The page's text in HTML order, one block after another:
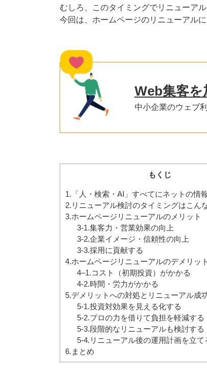
むしろ、このタイミングでリニューア
今回は、ホームページのリニューアル
Web集客を
中小企業のウェブ
もくじ
1.「人・検索・AI」すべてにネットの情
2.リニューアル検討のタイミングはこん
3.ホームページリニューアルのメリット
3-1.集客力・営業効果の向上
3-2.企業イメージ・信頼性の向上
3-3.採用に貢献する
4.ホームページリニューアルのデメリット
4–1.コスト（初期投資）がかかる
4-2.時間・労力がかかる
5.デメリットへの対処とリニューアル成
5-1.投資対効果を見える化する
5-2.プロの力を借りて負担を軽減する
5-3.段階的なリニューアルも検討する
5-4.リニューアル後の運用計画を立て
6.まとめ